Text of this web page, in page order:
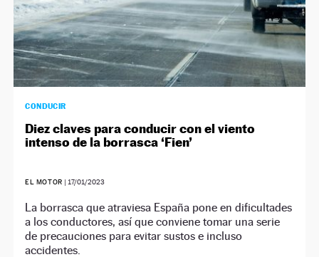
CONDUCIR
Diez claves para conducir con el viento
intenso de la borrasca ‘Fien’
EL MOTOR | 17/01/2023
La borrasca que atraviesa España pone en dificultades
a los conductores, así que conviene tomar una serie
de precauciones para evitar sustos e incluso
accidentes.